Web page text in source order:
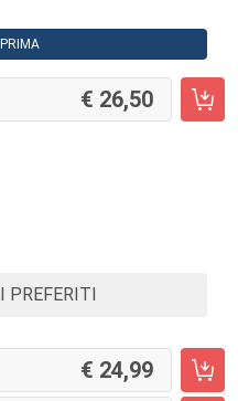
26,50
PREFERITI
24,99